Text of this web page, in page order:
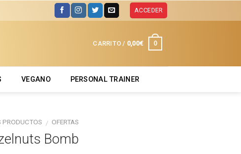
ACCEDER
CARRITO / 0,00€ 0
VEGANO PERSONAL TRAINER
PRODUCTOS / OFERTAS
Bomb